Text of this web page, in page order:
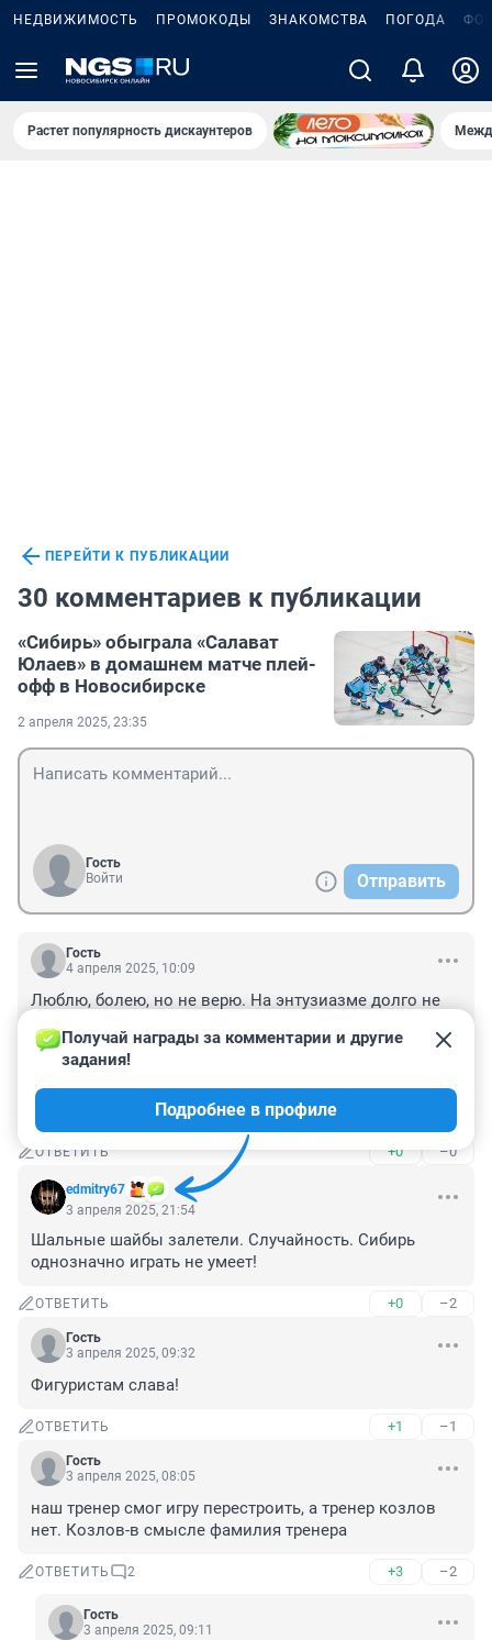
НЕДВИЖИМОСТЬ ПРОМОКОДЫ ЗНАКОМСТВА ПОГОДА
Растет популярность дискаунтеров
ПЕРЕЙТИ К ПУБЛИКАЦИИ
30 комментариев к публикации
«Сибирь» обыграла «Салават
Юлаев» в домашнем матче плей-
офф в Новосибирске
2 апреля 2025, 23:35
Гость
Войти
Отправить
Гость
4 апреля 2025, 10:09
Люблю, болею, но не верю. На энтузиазме долго не
классная команда все равно в длинной серии побьет.
А сбитому летчику (Епанчинцеву) респект. Не сдается,
экспериментирует. Может щас раскидал состав по
оптимуму. Посмотрим уже седня.
ОТВЕТИТЬ +0 –0
edmitry67
Получай награды за комментарии и другие
задания!
Подробнее в профиле
3 апреля 2025, 21:54
Шальные шайбы залетели. Случайность. Сибирь
однозначно играть не умеет!
ОТВЕТИТЬ +0 –2
Гость
3 апреля 2025, 09:32
Фигуристам слава!
ОТВЕТИТЬ +1 –1
Гость
3 апреля 2025, 08:05
наш тренер смог игру перестроить, а тренер козлов
нет. Козлов-в смысле фамилия тренера
ОТВЕТИТЬ 2 +3 –2
Гость
3 апреля 2025, 09:11